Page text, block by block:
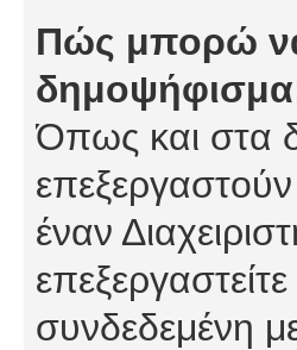
Πώς μπορώ
Όπως και στα
έναν
συνδεδεμένη